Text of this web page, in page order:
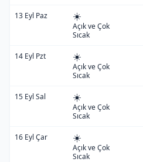
13 Eyl Paz ☀️
Açık ve Çok
Sıcak
14 Eyl Pzt ☀️
Açık ve Çok
Sıcak
15 Eyl Sal ☀️
Açık ve Çok
Sıcak
16 Eyl Çar ☀️
Açık ve Çok
Sıcak